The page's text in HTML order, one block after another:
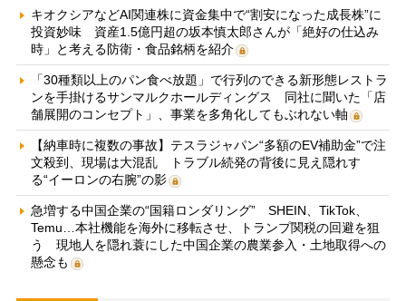
キオクシアなどAI関連株に資金集中で“割安になった成長株”に
投資妙味 資産1.5億円超の坂本慎太郎さんが「絶好の仕込み
時」と考える防衛・食品銘柄を紹介
「30種類以上のパン食べ放題」で行列のできる新形態レストラ
ンを手掛けるサンマルクホールディングス 同社に聞いた「店
舗展開のコンセプト」、事業を多角化してもぶれない軸
【納車時に複数の事故】テスラジャパン“多額のEV補助金”で注
文殺到、現場は大混乱 トラブル続発の背後に見え隠れす
る“イーロンの右腕”の影
急増する中国企業の“国籍ロンダリング” SHEIN、TikTok、
Temu…本社機能を海外に移転させ、トランプ関税の回避を狙
う 現地人を隠れ蓑にした中国企業の農業参入・土地取得への
懸念も